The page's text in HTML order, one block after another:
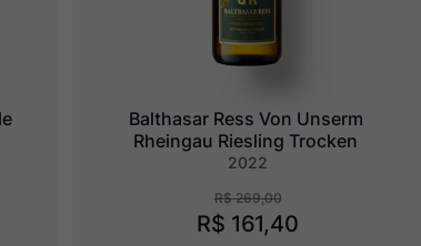
Balthasar Ress Von Unserm
Rheingau Riesling Trocken
2022
R$ 269,00
R$ 161,40